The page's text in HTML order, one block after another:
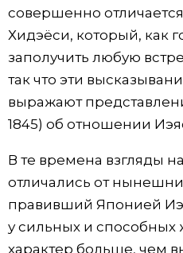
совершенно
Хидэёси, который, как
заполучить любую
так что эти
выражают
1845) об отношении
В те времена взгляды
отличались от
правивший Японией
у сильных и
характер больше, чем